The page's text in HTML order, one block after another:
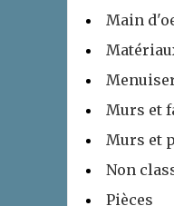
Main
Murs et
Murs et
Non
Pièces